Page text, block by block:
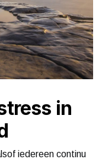
in
iedereen continu